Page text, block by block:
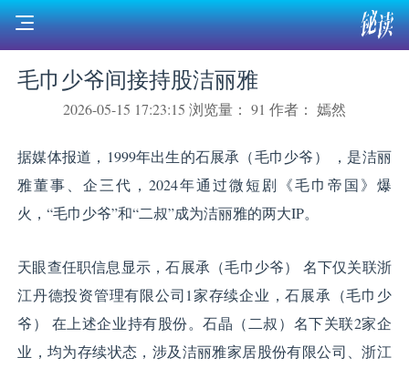
毛巾少爷间接持股洁丽雅
2026-05-15 17:23:15 浏览量： 91 作者： 嫣然
据媒体报道，1999年出生的石展承（毛巾少爷） ，是洁丽
雅董事、企三代，2024年通过微短剧《毛巾帝国》爆
火，“毛巾少爷”和“二叔”成为洁丽雅的两大IP。
天眼查任职信息显示，石展承（毛巾少爷） 名下仅关联浙
江丹德投资管理有限公司1家存续企业，石展承（毛巾少
爷） 在上述企业持有股份。石晶（二叔）名下关联2家企
业，均为存续状态，涉及洁丽雅家居股份有限公司、浙江